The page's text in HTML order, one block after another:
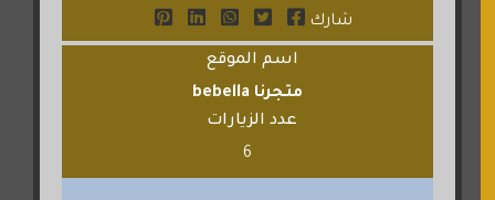
شارك
اسم الموقع
متجرنا bebella
عدد الزيارات
6